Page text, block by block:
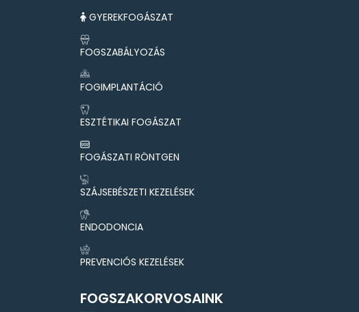
GYEREKFOGÁSZAT
FOGSZABÁLYOZÁS
FOGIMPLANTÁCIÓ
ESZTÉTIKAI FOGÁSZAT
FOGÁSZATI RÖNTGEN
SZÁJSEBÉSZETI KEZELÉSEK
ENDODONCIA
PREVENCIÓS KEZELÉSEK
FOGSZAKORVOSAINK